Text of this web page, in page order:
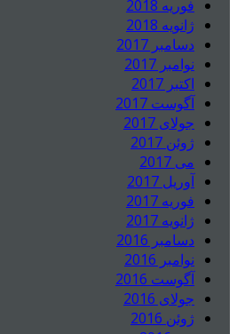
فوریه 2018
ژانویه 2018
دسامبر 2017
نوامبر 2017
اکتبر 2017
آگوست 2017
جولای 2017
ژوئن 2017
می 2017
آوریل 2017
فوریه 2017
ژانویه 2017
دسامبر 2016
نوامبر 2016
آگوست 2016
جولای 2016
ژوئن 2016